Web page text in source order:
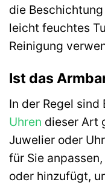
die
leicht feuchtes
Reinigung
Ist das
In der Regel
Uhren dieser Art
Juwelier oder
für Sie
oder hinzufügt,